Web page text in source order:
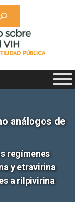
análogos de
regímenes
y etravirina
a rilpivirina